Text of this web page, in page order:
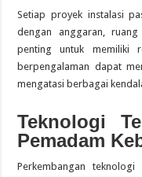
Setiap proyek instalasi
dengan anggaran,
penting untuk memiliki
berpengalaman dapat
mengatasi berbagai
Teknologi
Pemadam
Perkembangan